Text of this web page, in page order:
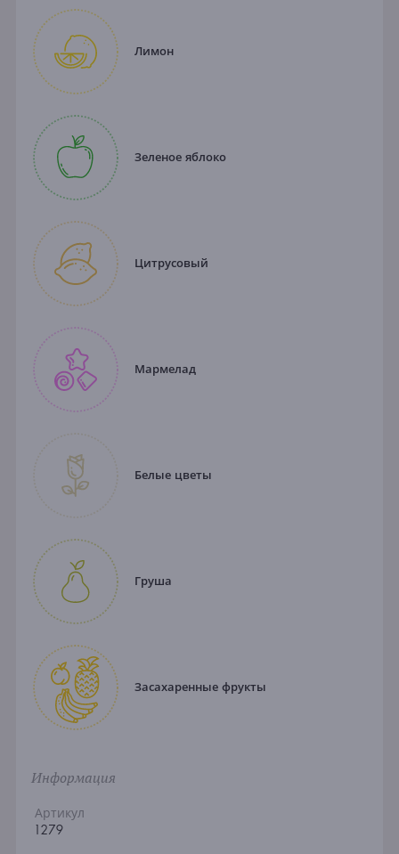
Лимон
Зеленое яблоко
Цитрусовый
Мармелад
Белые цветы
Груша
Засахаренные фрукты
Информация
Артикул
1279